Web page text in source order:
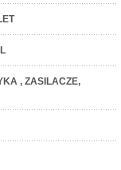
, ZASILACZE,